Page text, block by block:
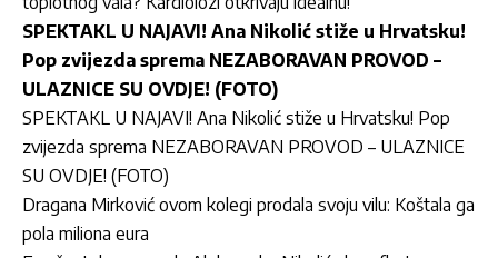
SPEKTAKL U NAJAVI! Ana Nikolić stiže u Hrvatsku!
Pop zvijezda sprema NEZABORAVAN PROVOD –
ULAZNICE SU OVDJE! (FOTO)
SPEKTAKL U NAJAVI! Ana Nikolić stiže u Hrvatsku! Pop
zvijezda sprema NEZABORAVAN PROVOD – ULAZNICE
SU OVDJE! (FOTO)
Dragana Mirković ovom kolegi prodala svoju vilu: Koštala ga
pola miliona eura